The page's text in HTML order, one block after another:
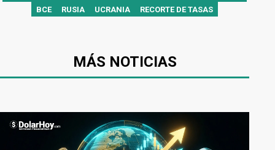
BCE
RUSIA UCRANIA RECORTE DE TASAS
MÁS NOTICIAS